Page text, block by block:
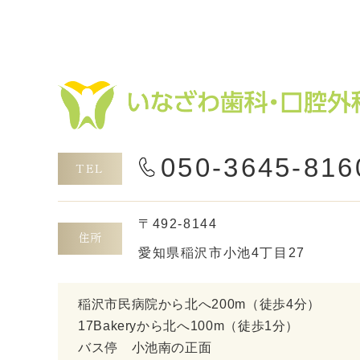
TEL 050-3645-
住所
〒492-8144
愛知県稲沢市小池4丁目27
稲沢市民病院から北へ200m （徒歩4分）
17Bakeryから北へ100m（徒歩1分）
バス停 小池南の正面